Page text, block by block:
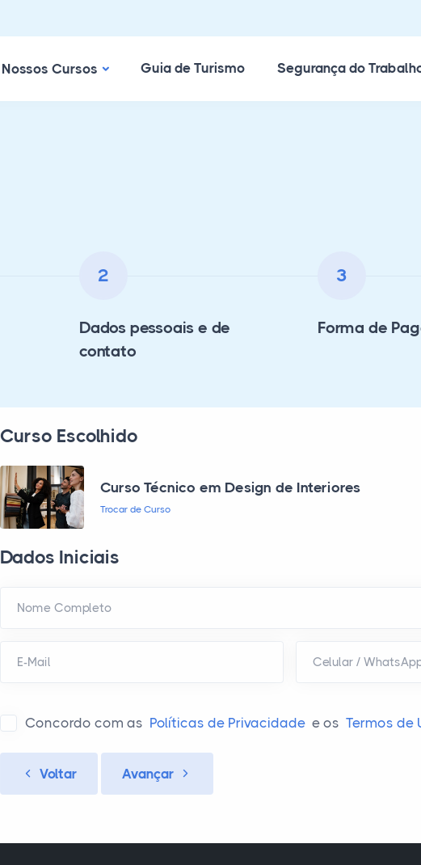
Nossos CursosNossos Cursos
Guia de Turismo Segurança do
2
Dados pessoais e de
contato
3
Forma de
Curso Escolhido
Curso Técnico em Design de Interiores
Trocar de Curso
Dados Iniciais
Nome Completo
E-Mail Celular /
Concordo com as Políticas de Privacidade e os Termos de
Voltar Avançar